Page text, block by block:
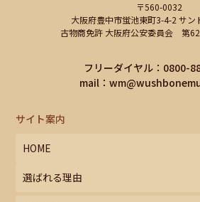
〒560-0032
大阪府豊中市蛍池東町3-4-2 サン
古物商免許 大阪府公安委員会 第
フリーダイヤル：0800-
mail：
サイト案内
HOME
選ばれる理由